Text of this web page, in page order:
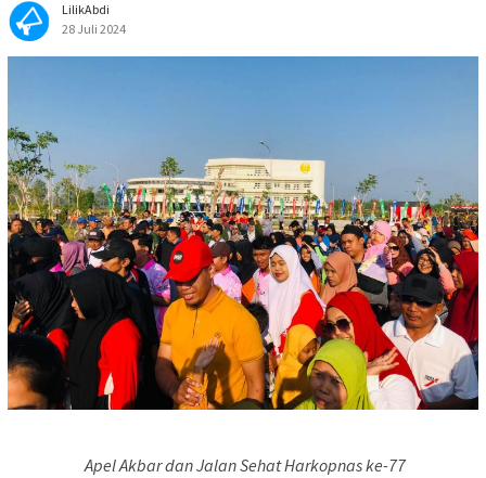
LilikAbdi
28 Juli 2024
Apel Akbar dan Jalan Sehat Harkopnas ke-77